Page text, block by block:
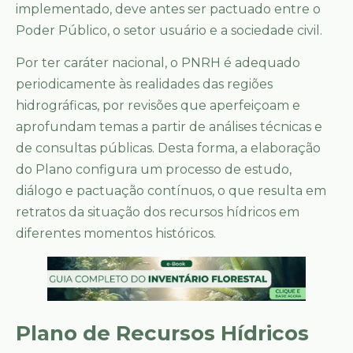
implementado, deve antes ser pactuado entre o
Poder Público, o setor usuário e a sociedade civil.
Por ter caráter nacional, o PNRH é adequado
periodicamente às realidades das regiões
hidrográficas, por revisões que aperfeiçoam e
aprofundam temas a partir de análises técnicas e
de consultas públicas. Desta forma, a elaboração
do Plano configura um processo de estudo,
diálogo e pactuação contínuos, o que resulta em
retratos da situação dos recursos hídricos em
diferentes momentos históricos.
Plano de Recursos Hídricos